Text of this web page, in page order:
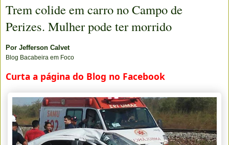
Trem colide em carro no Campo de
Perizes. Mulher pode ter morrido
Por Jefferson Calvet
Blog Bacabeira em Foco
Curta a página do Blog no Facebook